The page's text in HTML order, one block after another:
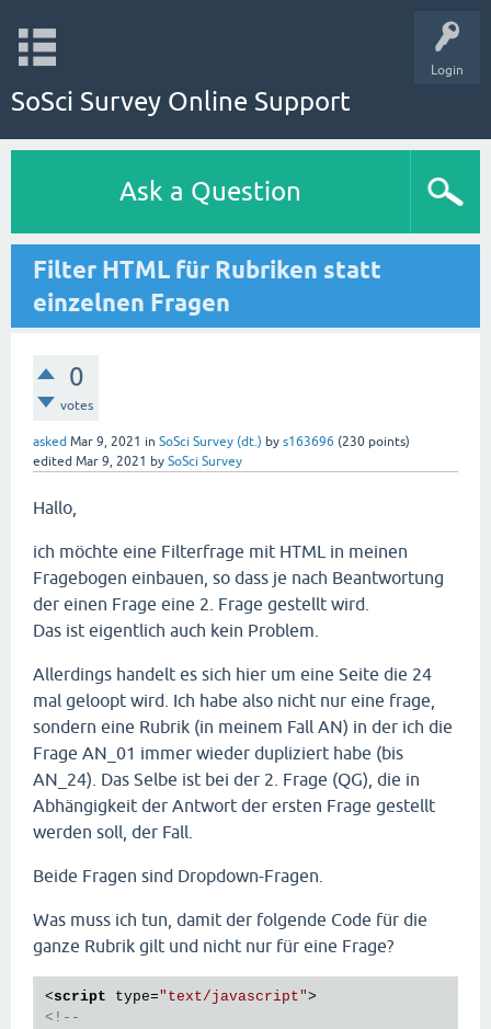
Login
SoSci Survey Online Support
Ask a Question
Filter HTML für Rubriken statt
einzelnen Fragen
0
votes
asked Mar 9, 2021 in SoSci Survey (dt.) by s163696 (230 points)
edited Mar 9, 2021 by SoSci Survey
Hallo,
ich möchte eine Filterfrage mit HTML in meinen
Fragebogen einbauen, so dass je nach Beantwortung
der einen Frage eine 2. Frage gestellt wird.
Das ist eigentlich auch kein Problem.
Allerdings handelt es sich hier um eine Seite die 24
mal geloopt wird. Ich habe also nicht nur eine frage,
sondern eine Rubrik (in meinem Fall AN) in der ich die
Frage AN_01 immer wieder dupliziert habe (bis
AN_24). Das Selbe ist bei der 2. Frage (QG), die in
Abhängigkeit der Antwort der ersten Frage gestellt
werden soll, der Fall.
Beide Fragen sind Dropdown-Fragen.
Was muss ich tun, damit der folgende Code für die
ganze Rubrik gilt und nicht nur für eine Frage?
<script type="text/javascript">